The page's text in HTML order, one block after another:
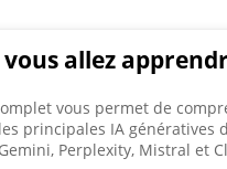
vous allez
vous permet de
principales IA génératives
Perplexity, Mistral et